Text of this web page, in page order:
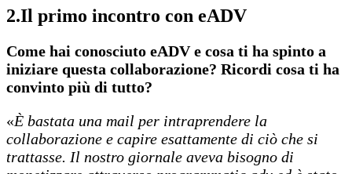
2.Il primo incontro con eADV
Come hai conosciuto eADV e cosa ti ha spinto a
iniziare questa collaborazione? Ricordi cosa ti ha
convinto più di tutto?
«È bastata una mail per intraprendere la
collaborazione e capire esattamente di ciò che si
trattasse. Il nostro giornale aveva bisogno di